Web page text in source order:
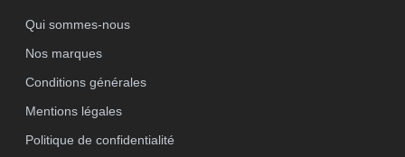
Qui sommes-nous
Nos marques
Conditions générales
Mentions légales
Politique de confidentialité